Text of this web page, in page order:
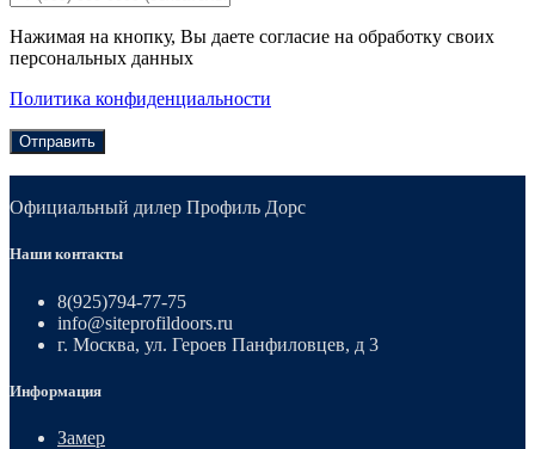
Нажимая на кнопку, Вы даете согласие на обработку своих
персональных данных
Политика конфиденциальности
Отправить
Официальный дилер Профиль Дорс
Наши контакты
8(925)794-77-75
info@siteprofildoors.ru
г. Москва, ул. Героев Панфиловцев, д 3
Информация
Замер